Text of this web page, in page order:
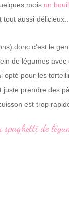
mois un
tout aussi délicieux...
donc c'est le
de légumes
pour les
prendre des
est trop